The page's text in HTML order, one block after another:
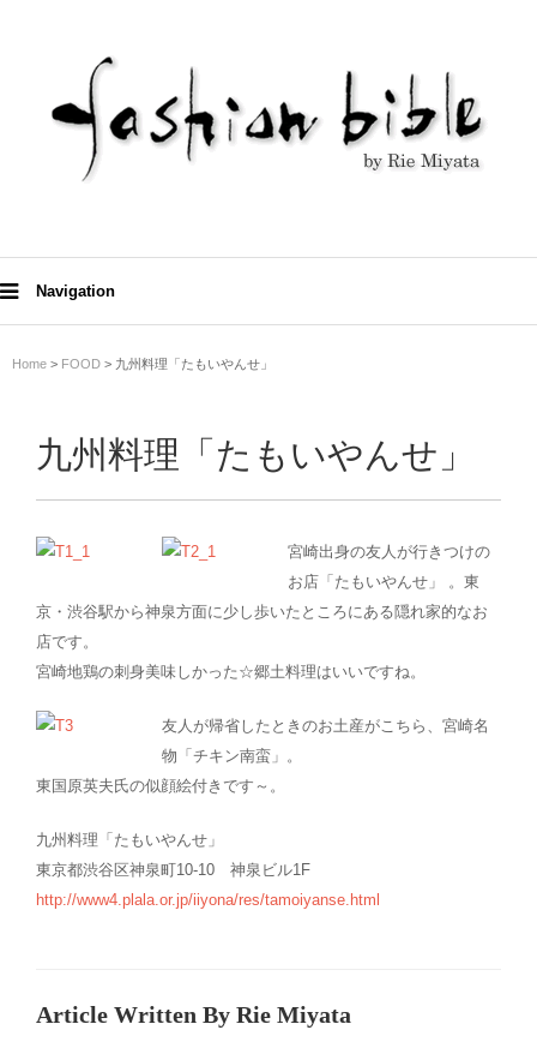
Navigation
Home > FOOD > 九州料理「たもいやんせ」
九州料理「たもいやんせ」
宮崎出身の友人が行きつけの
お店「たもいやんせ」 。東
京・渋谷駅から神泉方面に少し歩いたところにある隠れ家的なお
店です。
宮崎地鶏の刺身美味しかった☆郷土料理はいいですね。
友人が帰省したときのお土産がこちら、宮崎名
物「チキン南蛮」。
東国原英夫氏の似顔絵付きです～。
九州料理「たもいやんせ」
東京都渋谷区神泉町10-10 神泉ビル1F
http://www4.plala.or.jp/iiyona/res/tamoiyanse.html
Article Written By Rie Miyata